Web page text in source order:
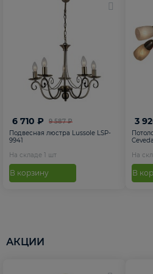
9 587 ₽
6 710 ₽
Подвесная люстра Lussole LSP-
9941
На складе 1 шт
В корзину
3
На
В
АКЦИИ